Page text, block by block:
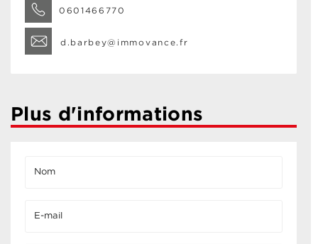
0601466770
d.barbey@immovance.fr
Plus d'informations